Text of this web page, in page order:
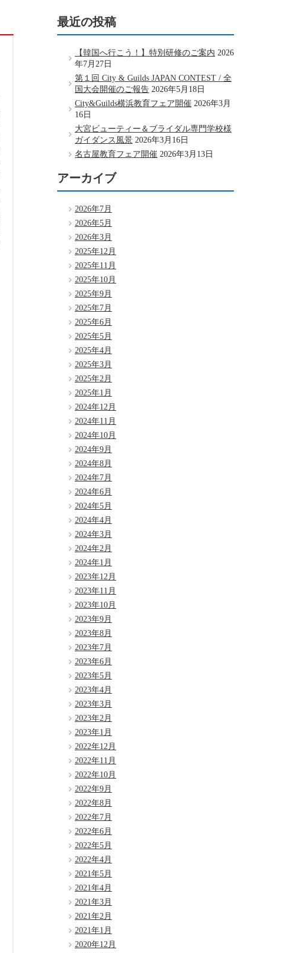
最近の投稿
【韓国へ行こう！】特別研修のご案内 2026
年7月27日
第１回 City & Guilds JAPAN CONTEST / 全
国大会開催のご報告 2026年5月18日
City&Guilds横浜教育フェア開催 2026年3月
16日
大宮ビューティー＆ブライダル専門学校様
ガイダンス風景 2026年3月16日
名古屋教育フェア開催 2026年3月13日
アーカイブ
2026年7月
2026年5月
2026年3月
2025年12月
2025年11月
2025年10月
2025年9月
2025年7月
2025年6月
2025年5月
2025年4月
2025年3月
2025年2月
2025年1月
2024年12月
2024年11月
2024年10月
2024年9月
2024年8月
2024年7月
2024年6月
2024年5月
2024年4月
2024年3月
2024年2月
2024年1月
2023年12月
2023年11月
2023年10月
2023年9月
2023年8月
2023年7月
2023年6月
2023年5月
2023年4月
2023年3月
2023年2月
2023年1月
2022年12月
2022年11月
2022年10月
2022年9月
2022年8月
2022年7月
2022年6月
2022年5月
2022年4月
2021年5月
2021年4月
2021年3月
2021年2月
2021年1月
2020年12月